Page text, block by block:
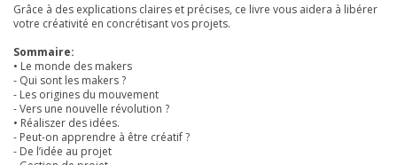
Grâce à des explications claires et précises, ce livre vous aidera à libérer
votre créativité en concrétisant vos projets.
Sommaire:
• Le monde des makers
- Qui sont les makers ?
- Les origines du mouvement
- Vers une nouvelle révolution ?
• Réaliszer des idées.
- Peut-on apprendre à être créatif ?
- De l’idée au projet